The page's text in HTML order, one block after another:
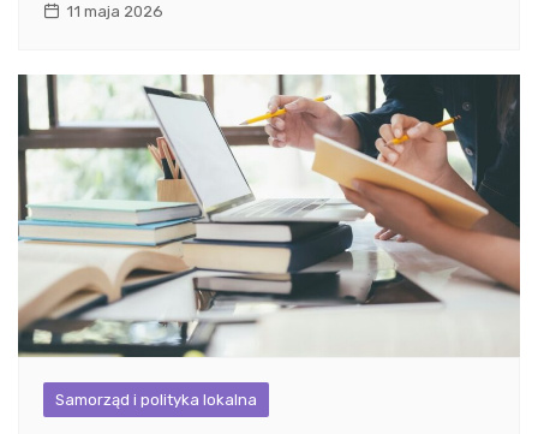
11 maja 2026
Samorząd i polityka lokalna